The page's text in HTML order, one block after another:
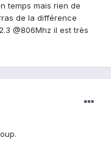
temps mais rien de
de la différence
@806Mhz il est très